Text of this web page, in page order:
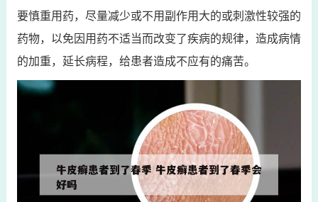
要慎重用药，尽量减少或不用副作用大的或刺激性较强的
药物，以免因用药不适当而改变了疾病的规律，造成病情
的加重，延长病程，给患者造成不应有的痛苦。